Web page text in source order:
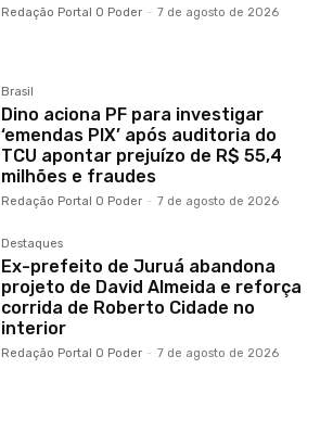
Redação Portal O Poder - 7 de agosto de 2026
Brasil
Dino aciona PF para investigar
‘emendas PIX’ após auditoria do
TCU apontar prejuízo de R$ 55,4
milhões e fraudes
Redação Portal O Poder - 7 de agosto de 2026
Destaques
Ex-prefeito de Juruá abandona
projeto de David Almeida e reforça
corrida de Roberto Cidade no
interior
Redação Portal O Poder - 7 de agosto de 2026